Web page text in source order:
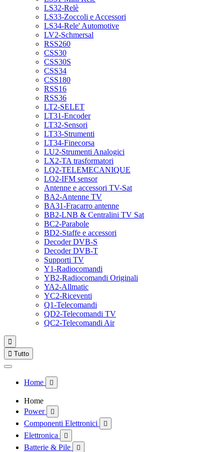
LS32-Relè
LS33-Zoccoli e Accessori
LS34-Rele' Automotive
LV2-Schmersal
RSS260
CSS30
CSS30S
CSS34
CSS180
RSS16
RSS36
LT2-SELET
LT31-Encoder
LT32-Sensori
LT33-Strumenti
LT34-Finecorsa
LU2-Strumenti Analogici
LX2-TA trasformatori
LQ2-TELEMECANIQUE
LO2-IFM sensor
Antenne e accessori TV-Sat
BA2-Antenne TV
BA31-Fracarro antenne
BB2-LNB & Centralini TV Sat
BC2-Parabole
BD2-Staffe e accessori
Decoder DVB-S
Decoder DVB-T
Supporti TV
Y1-Radiocomandi
YB2-Radiocomandi Originali
YA2-Allmatic
YC2-Riceventi
Q1-Telecomandi
QD2-Telecomandi TV
QC2-Telecomandi Air

 Tutto
Home 
Home
Power

Componenti Elettronici 
Elettronica 
Batterie & Pile 